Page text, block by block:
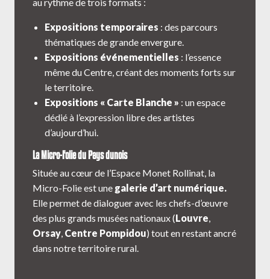
Expositions temporaires : des parcours
thématiques de grande envergure.
Expositions événementielles : l’essence
même du Centre, créant des moments forts sur
le territoire.
Expositions « Carte Blanche » : un espace
dédié à l’expression libre des artistes
d’aujourd’hui.
La Micro-Folie du Pays dunois
Située au cœur de l’Espace Monet Rollinat, la
Micro-Folie est une galerie d’art numérique.
Elle permet de dialoguer avec les chefs-d’œuvre
des plus grands musées nationaux (Louvre,
Orsay, Centre Pompidou) tout en restant ancré
dans notre territoire rural.